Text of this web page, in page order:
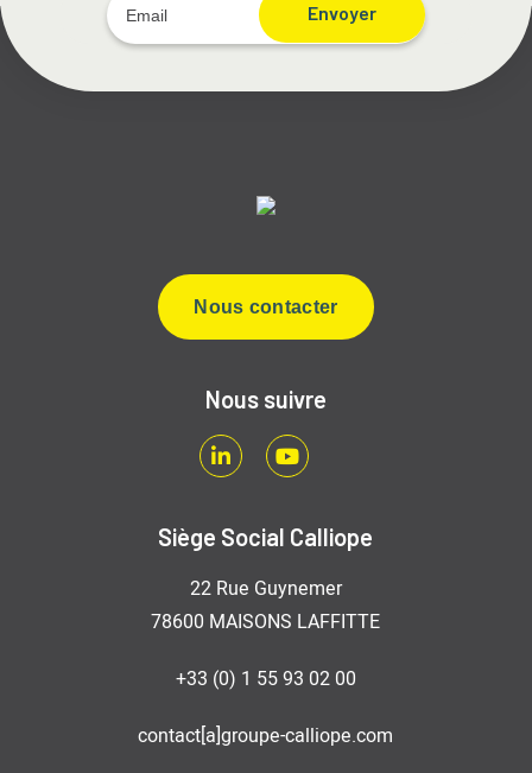
Envoyer
Nous contacter
Nous suivre
LinkedInYoutube
Siège Social Calliope
22 Rue Guynemer
78600 MAISONS LAFFITTE
+33 (0) 1 55 93 02 00
contact[a]groupe-calliope.com